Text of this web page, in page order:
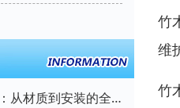
竹木纤维集成墙板选购逻辑：从材质到安装的全流程考量
竹
维
竹